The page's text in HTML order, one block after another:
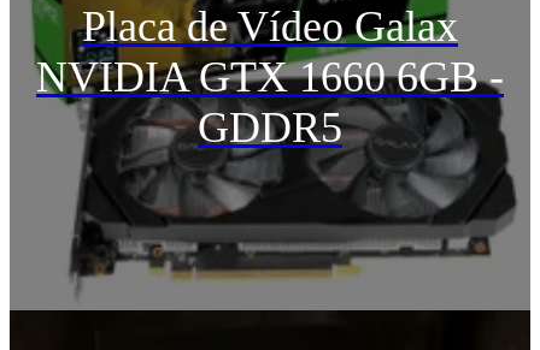
Placa de Vídeo Galax
NVIDIA GTX 1660 6GB -
GDDR5